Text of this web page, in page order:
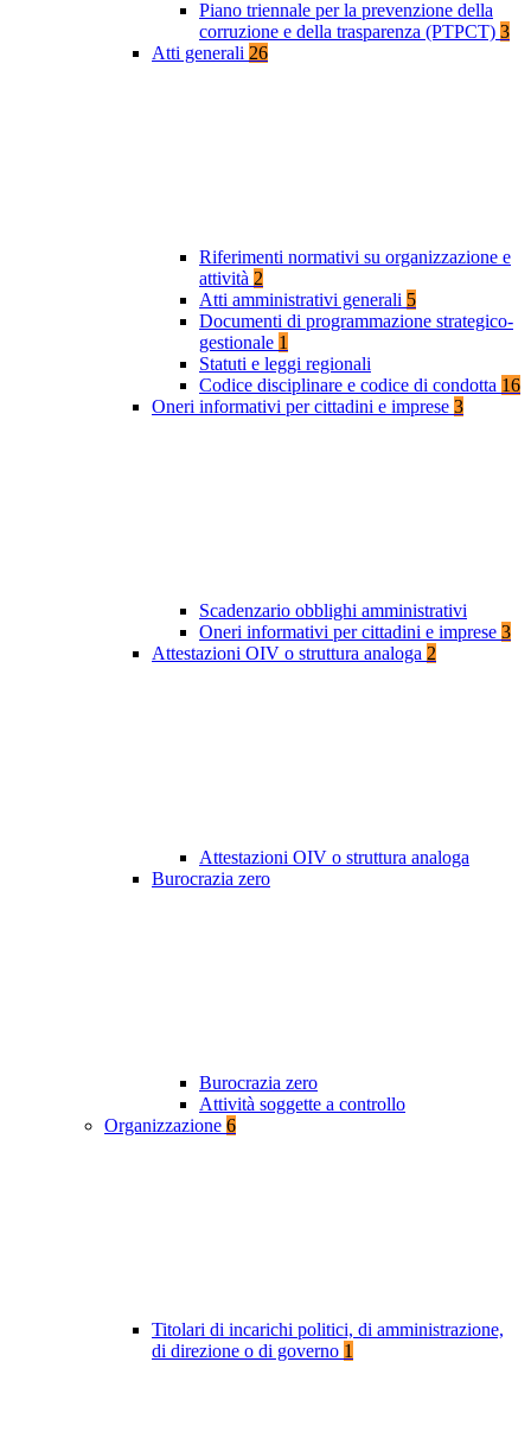
Piano triennale per la prevenzione della
corruzione e della trasparenza (PTPCT) 3
Atti generali 26
Riferimenti normativi su organizzazione e
attività 2
Atti amministrativi generali 5
Documenti di programmazione strategico-
gestionale 1
Statuti e leggi regionali
Codice disciplinare e codice di condotta 16
Oneri informativi per cittadini e imprese 3
Scadenzario obblighi amministrativi
Oneri informativi per cittadini e imprese 3
Attestazioni OIV o struttura analoga 2
Attestazioni OIV o struttura analoga
Burocrazia zero
Burocrazia zero
Attività soggette a controllo
Organizzazione 6
Titolari di incarichi politici, di amministrazione,
di direzione o di governo 1